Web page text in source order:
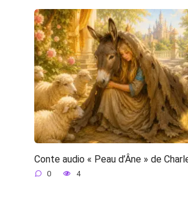
Conte audio « Peau d’Âne » de
0 4